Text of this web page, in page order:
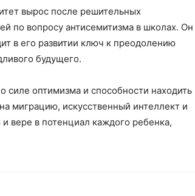
вырос после решительных
по вопросу антисемитизма в школах. Он
в его развитии ключ к преодолению
будущего.
силе оптимизма и способности находить
миграцию, искусственный интеллект и
вере в потенциал каждого ребенка,